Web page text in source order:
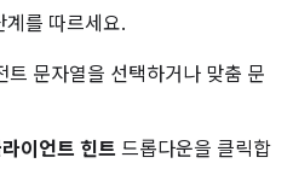
계를 따르세요.
트 문자열을 선택하거나 맞춤 문
이언트 힌트 드롭다운을 클릭합